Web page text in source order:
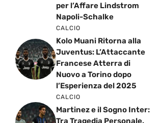
per l’Affare Lindstrom
Napoli-Schalke
CALCIO
Kolo Muani Ritorna alla
Juventus: L’Attaccante
Francese Atterra di
Nuovo a Torino dopo
l’Esperienza del 2025
CALCIO
Martinez e il Sogno Inter:
Tra Tragedia Personale,